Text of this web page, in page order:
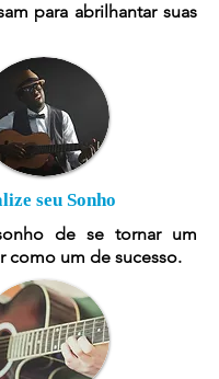
para abrilhantar suas
seu Sonho
de se tornar um
como um de sucesso.